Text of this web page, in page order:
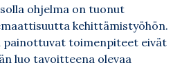
ohjelma on tuonut
kehittämistyöhön.
toimenpiteet eivät
luo tavoitteena olevaa